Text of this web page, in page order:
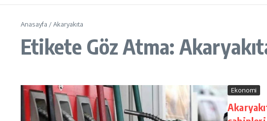
Anasayfa /Akaryakıta
Etikete Göz Atma:
Ekonomi